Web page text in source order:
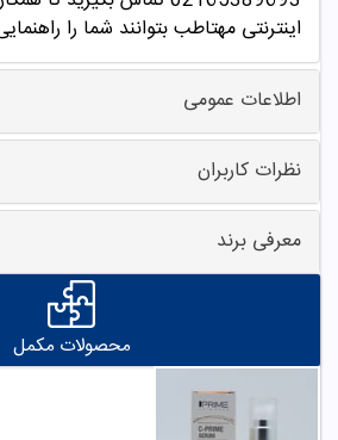
اینترنتی مهتاطب بتوانند شما را
اطلاعات عمومی
نظرات کاربران
معرفی برند
محصولات مکمل